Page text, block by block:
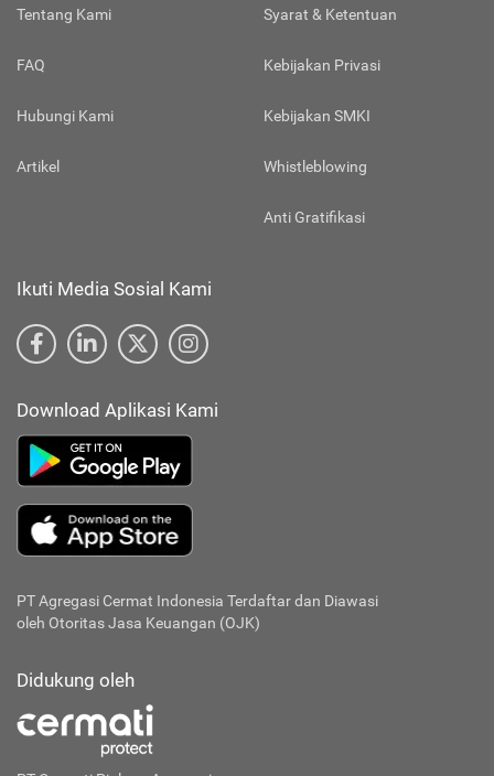
Tentang Kami
FAQ
Hubungi Kami
Artikel
Syarat & Ketentuan
Kebijakan Privasi
Kebijakan SMKI
Whistleblowing
Anti Gratifikasi
Ikuti Media Sosial Kami
Download Aplikasi Kami
PT Agregasi Cermat Indonesia Terdaftar dan Diawasi
oleh Otoritas Jasa Keuangan (OJK)
Didukung oleh